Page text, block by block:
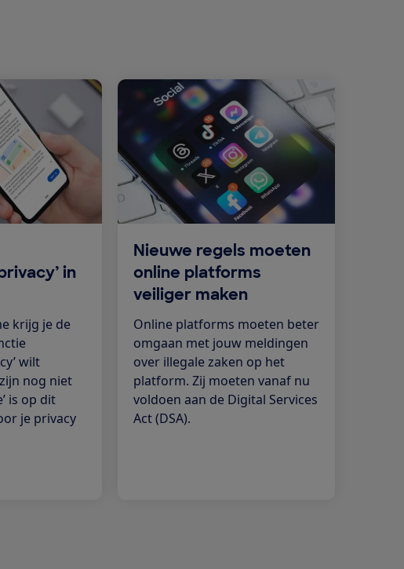
in
krijg je de
wilt
nog niet
is op dit
je privacy
Nieuwe regels moeten
online platforms
veiliger maken
Online platforms moeten beter
omgaan met jouw meldingen
over illegale zaken op het
platform. Zij moeten vanaf nu
voldoen aan de Digital Services
Act (DSA).